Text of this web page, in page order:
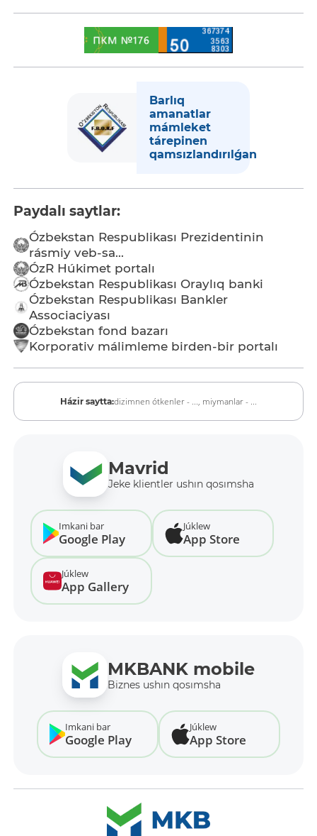
Barlıq
amanatlar
mámleket
tárepinen
qamsızlandırılǵan
Paydalı saytlar:
Ózbekstan Respublikası Prezidentinin
rásmiy veb-sa...
ÓzR Húkimet portalı
Ózbekstan Respublikası Oraylıq banki
Ózbekstan Respublikası Bankler
Associaciyası
Ózbekstan fond bazarı
Korporativ málimleme birden-bir portalı
Házir saytta:dizimnen ótkenler - ..., miymanlar - ...
Mavrid
Jeke klientler ushın qosımsha
Imkani bar
Google Play
Júklew
App Store
Júklew
App Gallery
MKBANK mobile
Biznes ushın qosımsha
Imkani bar
Google Play
Júklew
App Store